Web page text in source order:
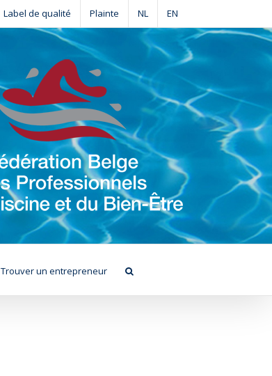
Label de qualité Plainte NL EN
Trouver un entrepreneur